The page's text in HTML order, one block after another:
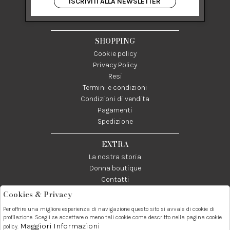
84122 Salerno Italia
P IVA 03024950655
SHOPPING
Cookie policy
Privacy Policy
Resi
Termini e condizioni
Condizioni di vendita
Pagamenti
Spedizione
EXTRA
La nostra storia
Donna boutique
Contatti
Telefono:
089237858
Whatsapp:
3338855601
Contatti:
info@donna1981.it
Cookies & Privacy
Per offrire una migliore esperienza di navigazione questo sito si avvale di cookie di
profilazione. Scegli se accettare o meno tali cookie come descritto nella pagina cookie
policy. Maggiori Informazioni